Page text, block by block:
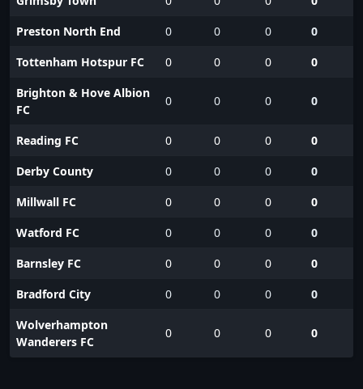
Preston North End
0 0 0
0
Tottenham Hotspur FC
0 0 0
0
Brighton & Hove Albion
FC
0 0 0 0
Reading FC 0 0 0
0
Derby County
0 0 0
0
Millwall FC
0 0 0
0
Watford FC
0 0 0
0
Barnsley FC
0 0 0
0
Bradford City
0 0 0
0
Wolverhampton
Wanderers FC
0 0 0 0